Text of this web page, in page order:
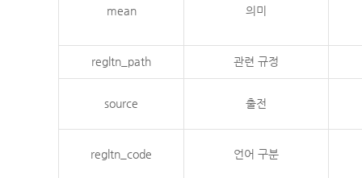
mean 의미
regltn_path 관련 규정
source 출전
regltn_code 언어 구분